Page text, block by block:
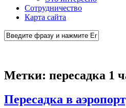
Сотрудничество
Карта сайта
Метки: пересадка 1
Пересадка в